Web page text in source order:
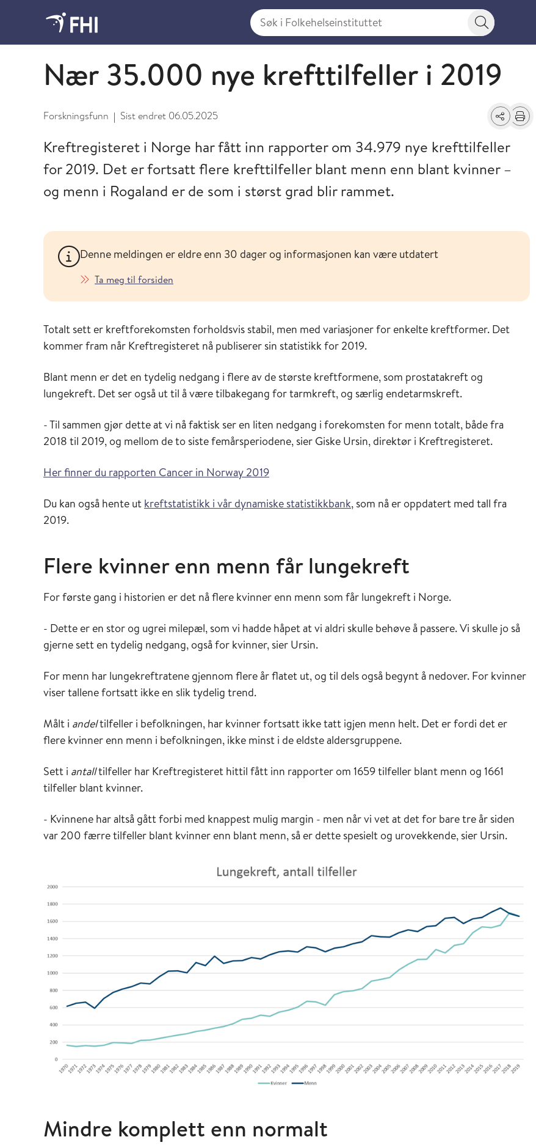
Søk i Folkehelseinstituttet
Søkeknapp
Nyheter og forskningsfunn
Nær 35.000 nye krefttilfeller i 2019
Forskningsfunn | Sist endret 06.05.2025 Del Skriv ut
Kreftregisteret i Norge har fått inn rapporter om 34.979 nye krefttilfeller
for 2019. Det er fortsatt flere krefttilfeller blant menn enn blant kvinner –
og menn i Rogaland er de som i størst grad blir rammet.
Denne meldingen er eldre enn 30 dager og informasjonen kan være utdatert
Ta meg til forsiden
Totalt sett er kreftforekomsten forholdsvis stabil, men med variasjoner for enkelte kreftformer. Det
kommer fram når Kreftregisteret nå publiserer sin statistikk for 2019.
Blant menn er det en tydelig nedgang i flere av de største kreftformene, som prostatakreft og
lungekreft. Det ser også ut til å være tilbakegang for tarmkreft, og særlig endetarmskreft.
- Til sammen gjør dette at vi nå faktisk ser en liten nedgang i forekomsten for menn totalt, både fra
2018 til 2019, og mellom de to siste femårsperiodene, sier Giske Ursin, direktør i Kreftregisteret.
Her finner du rapporten Cancer in Norway 2019
Du kan også hente ut kreftstatistikk i vår dynamiske statistikkbank, som nå er oppdatert med tall fra
2019.
Flere kvinner enn menn får lungekreft
For første gang i historien er det nå flere kvinner enn menn som får lungekreft i Norge.
- Dette er en stor og ugrei milepæl, som vi hadde håpet at vi aldri skulle behøve å passere. Vi skulle jo så
gjerne sett en tydelig nedgang, også for kvinner, sier Ursin.
For menn har lungekreftratene gjennom flere år flatet ut, og til dels også begynt å nedover. For kvinner
viser tallene fortsatt ikke en slik tydelig trend.
Målt i andeltilfeller i befolkningen, har kvinner fortsatt ikke tatt igjen menn helt. Det er fordi det er
flere kvinner enn menn i befolkningen, ikke minst i de eldste aldersgruppene.
Sett i antalltilfeller har Kreftregisteret hittil fått inn rapporter om 1659 tilfeller blant menn og 1661
tilfeller blant kvinner.
- Kvinnene har altså gått forbi med knappest mulig margin - men når vi vet at det for bare tre år siden
var 200 færre tilfeller blant kvinner enn blant menn, så er dette spesielt og urovekkende, sier Ursin.
Mindre komplett enn normalt